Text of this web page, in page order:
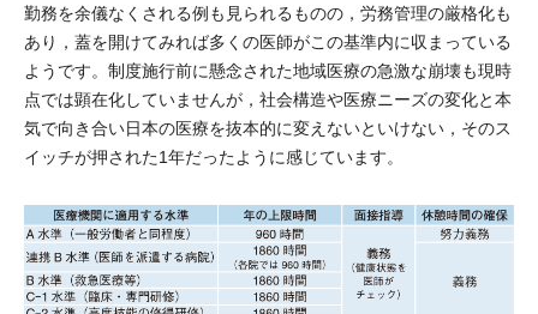
勤務を余儀なくされる例も見られるものの，労務管理の厳格化も
あり，蓋を開けてみれば多くの医師がこの基準内に収まっている
ようです。制度施行前に懸念された地域医療の急激な崩壊も現時
点では顕在化していませんが，社会構造や医療ニーズの変化と本
気で向き合い日本の医療を抜本的に変えないといけない，そのス
イッチが押された1年だったように感じています。